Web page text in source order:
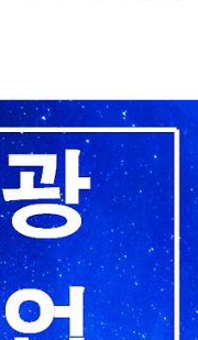
는 자가 중소벤처기업부령
합은 중소벤처기업부장관에